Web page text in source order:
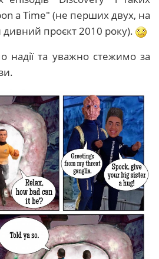
a Time" (не перших двух, на
дивний проєкт 2010 року).
та уважно стежимо за